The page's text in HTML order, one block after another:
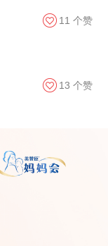
11 个赞
13 个赞